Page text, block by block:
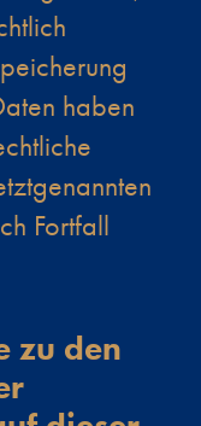
haben
Fortfall
zu den